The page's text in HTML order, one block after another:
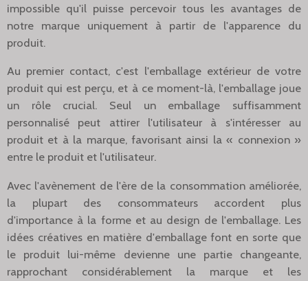
impossible qu'il puisse percevoir tous les avantages de
notre marque uniquement à partir de l'apparence du
produit.
Au premier contact, c'est l'emballage extérieur de votre
produit qui est perçu, et à ce moment-là, l'emballage joue
un rôle crucial. Seul un emballage suffisamment
personnalisé peut attirer l'utilisateur à s'intéresser au
produit et à la marque, favorisant ainsi la « connexion »
entre le produit et l'utilisateur.
Avec l'avènement de l'ère de la consommation améliorée,
la plupart des consommateurs accordent plus
d'importance à la forme et au design de l'emballage. Les
idées créatives en matière d'emballage font en sorte que
le produit lui-même devienne une partie changeante,
rapprochant considérablement la marque et les